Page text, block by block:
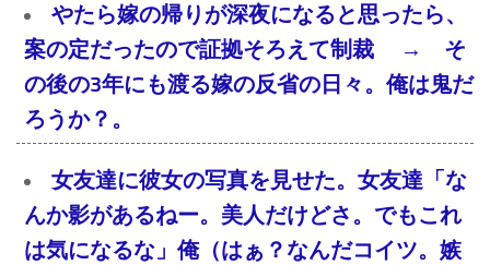
やたら嫁の帰りが深夜になると思ったら、
案の定だったので証拠そろえて制裁 → そ
の後の3年にも渡る嫁の反省の日々。俺は鬼だ
ろうか？。
女友達に彼女の写真を見せた。女友達「な
んか影があるねー。美人だけどさ。でもこれ
は気になるな」俺（はぁ？なんだコイツ。嫉